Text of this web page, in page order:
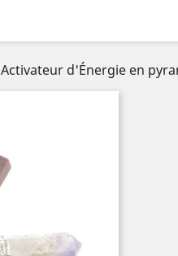
Activateur d'Énergie en